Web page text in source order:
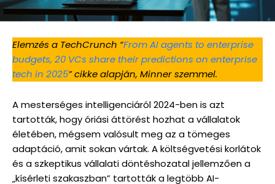
Elemzés a TechCrunch “From AI agents to enterprise
budgets, 20 VCs share their predictions on enterprise
tech in 2025” cikke alapján, Minner szemmel.
A mesterséges intelligenciáról 2024-ben is azt
tartották, hogy óriási áttörést hozhat a vállalatok
életében, mégsem valósult meg az a tömeges
adaptáció, amit sokan vártak. A költségvetési korlátok
és a szkeptikus vállalati döntéshozatal jellemzően a
„kísérleti szakaszban” tartották a legtöbb AI-